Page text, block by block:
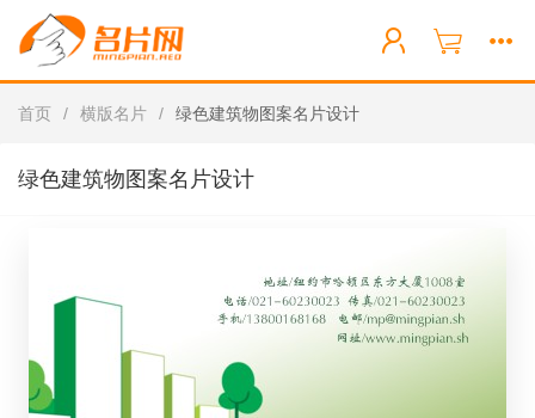
首页 / 横版名片 / 绿色建筑物图案名片设计
绿色建筑物图案名片设计